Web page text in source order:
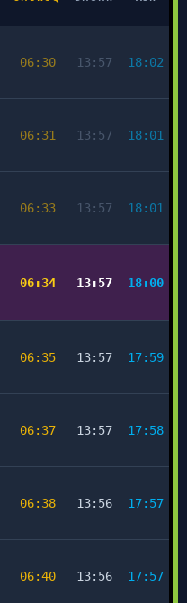
06:30 13:57 18:02
06:31 13:57 18:01
06:33 13:57 18:01
06:34 13:57 18:00
06:35 13:57 17:59
06:37 13:57 17:58
06:38 13:56 17:57
06:40 13:56 17:57